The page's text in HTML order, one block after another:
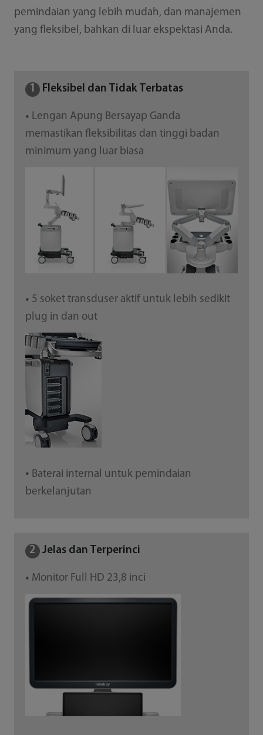
pemindaian yang lebih mudah, dan manajemen
yang fleksibel, bahkan di luar ekspektasi Anda.
1 Fleksibel dan Tidak Terbatas
● Lengan Apung Bersayap Ganda
memastikan fleksibilitas dan tinggi badan
minimum yang luar biasa
● 5 soket transduser aktif untuk lebih sedikit
plug in dan out
●
Baterai internal untuk pemindaian
berkelanjutan
2 Jelas dan Terperinci
● Monitor Full HD 23,8 inci